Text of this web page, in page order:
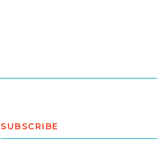
SUBSCRIBE